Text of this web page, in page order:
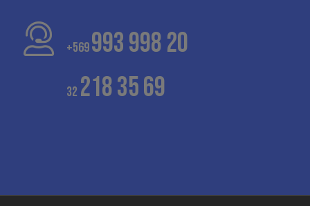
+569993 998 20
32 218 35 69